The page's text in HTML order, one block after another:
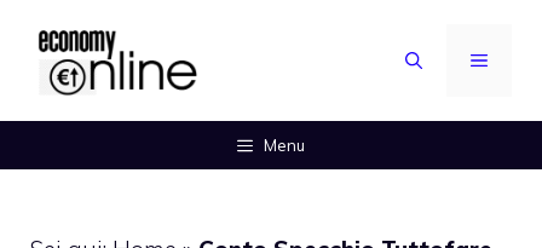
contenuto
MENU
Menu